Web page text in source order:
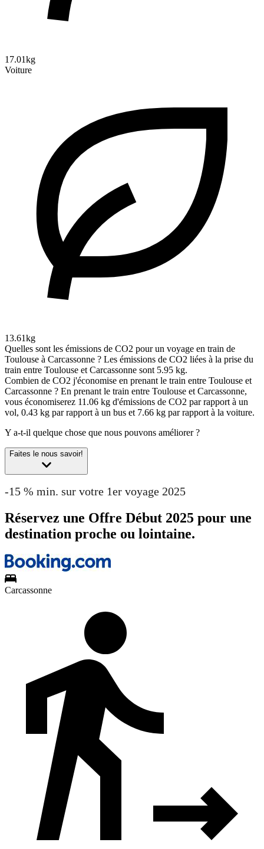
17.01kg
Voiture
13.61kg
Quelles sont les émissions de CO2 pour un voyage en train de
Toulouse à Carcassonne ? Les émissions de CO2 liées à la prise du
train entre Toulouse et Carcassonne sont 5.95 kg.
Combien de CO2 j'économise en prenant le train entre Toulouse et
Carcassonne ? En prenant le train entre Toulouse et Carcassonne,
vous économiserez 11.06 kg d'émissions de CO2 par rapport à un
vol, 0.43 kg par rapport à un bus et 7.66 kg par rapport à la voiture.
Y a-t-il quelque chose que nous pouvons améliorer ?
Faites le nous savoir!
-15 % min. sur votre 1er voyage 2025
Réservez une Offre Début 2025 pour une
destination proche ou lointaine.
Carcassonne